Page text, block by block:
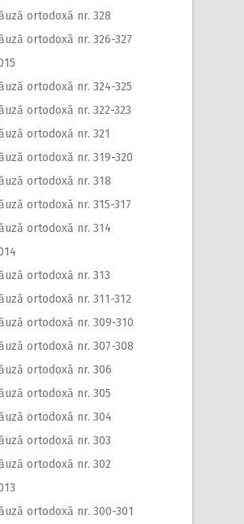
ortodoxă nr. 328
ortodoxă nr. 326-327
ortodoxă nr. 324-325
ortodoxă nr. 322-323
ortodoxă nr. 321
ortodoxă nr. 319-320
ortodoxă nr. 318
ortodoxă nr. 315-317
ortodoxă nr. 314
ortodoxă nr. 313
ortodoxă nr. 311-312
ortodoxă nr. 309-310
ortodoxă nr. 307-308
ortodoxă nr. 306
ortodoxă nr. 305
ortodoxă nr. 304
ortodoxă nr. 303
ortodoxă nr. 302
ortodoxă nr. 300-301